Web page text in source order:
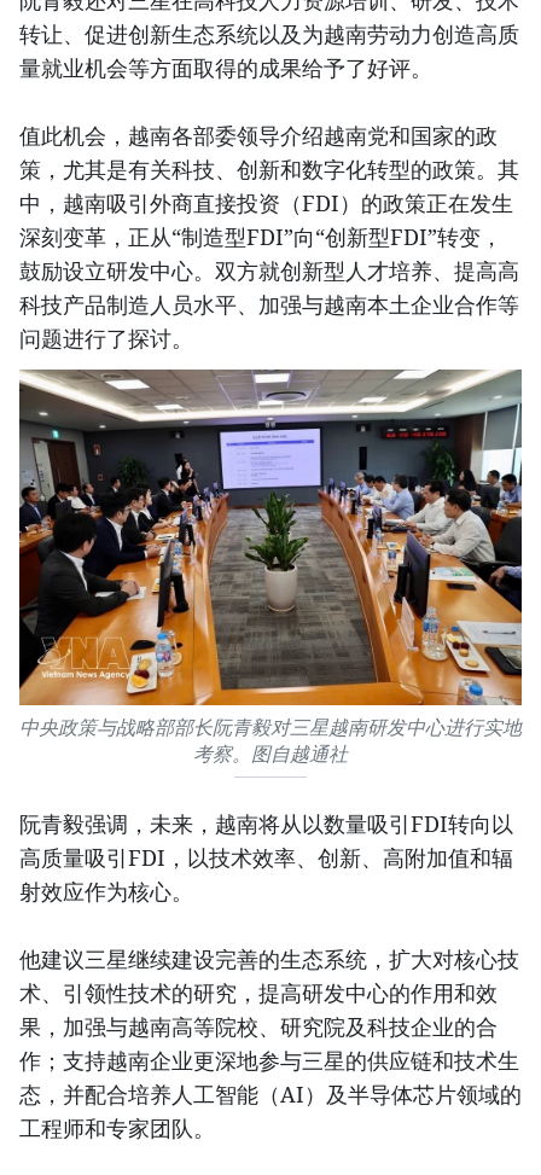
转让、促进创新生态系统以及为越南劳动力创造高质
量就业机会等方面取得的成果给予了好评。
值此机会，越南各部委领导介绍越南党和国家的政
策，尤其是有关科技、创新和数字化转型的政策。其
中，越南吸引外商直接投资（FDI）的政策正在发生
深刻变革，正从“制造型FDI”向“创新型FDI”转变，
鼓励设立研发中心。双方就创新型人才培养、提高高
科技产品制造人员水平、加强与越南本土企业合作等
问题进行了探讨。
中央政策与战略部部长阮青毅对三星越南研发中心进行实地
考察。图自越通社
阮青毅强调，未来，越南将从以数量吸引FDI转向以
高质量吸引FDI，以技术效率、创新、高附加值和辐
射效应作为核心。
他建议三星继续建设完善的生态系统，扩大对核心技
术、引领性技术的研究，提高研发中心的作用和效
果，加强与越南高等院校、研究院及科技企业的合
作；支持越南企业更深地参与三星的供应链和技术生
态，并配合培养人工智能（AI）及半导体芯片领域的
工程师和专家团队。